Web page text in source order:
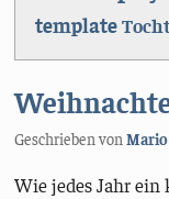
template
Geschrieben von
Wie jedes Jahr